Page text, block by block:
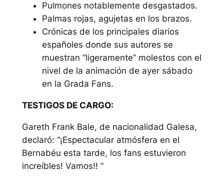
Pulmones notablemente desgastados.
Palmas rojas, agujetas en los brazos.
Crónicas de los principales diarios
españoles donde sus autores se
muestran “ligeramente” molestos con el
nivel de la animación de ayer sábado
en la Grada Fans.
TESTIGOS DE CARGO:
Gareth Frank Bale, de nacionalidad Galesa,
declaró: “¡Espectacular atmósfera en el
Bernabéu esta tarde, los fans estuvieron
increíbles! Vamos!! ”